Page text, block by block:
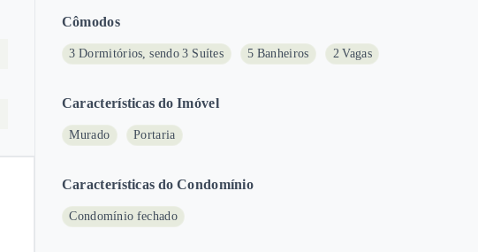
Cômodos
3 Dormitórios, sendo 3 Suítes 5 Banheiros 2 Vagas
Características do Imóvel
Murado Portaria
Características do Condomínio
Condomínio fechado